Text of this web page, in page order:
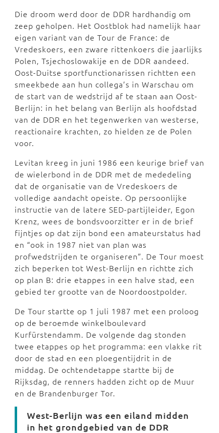
Die droom werd door de DDR hardhandig om
zeep geholpen. Het Oostblok had namelijk haar
eigen variant van de Tour de France: de
Vredeskoers, een zware rittenkoers die jaarlijks
Polen, Tsjechoslowakije en de DDR aandeed.
Oost-Duitse sportfunctionarissen richtten een
smeekbede aan hun collega’s in Warschau om
de start van de wedstrijd af te staan aan Oost-
Berlijn: in het belang van Berlijn als hoofdstad
van de DDR en het tegenwerken van westerse,
reactionaire krachten, zo hielden ze de Polen
voor.
Levitan kreeg in juni 1986 een keurige brief van
de wielerbond in de DDR met de mededeling
dat de organisatie van de Vredeskoers de
volledige aandacht opeiste. Op persoonlijke
instructie van de latere SED-partijleider, Egon
Krenz, wees de bondsvoorzitter er in de brief
fijntjes op dat zijn bond een amateurstatus had
en “ook in 1987 niet van plan was
profwedstrijden te organiseren”. De Tour moest
zich beperken tot West-Berlijn en richtte zich
op plan B: drie etappes in een halve stad, een
gebied ter grootte van de Noordoostpolder.
De Tour startte op 1 juli 1987 met een proloog
op de beroemde winkelboulevard
Kurfürstendamm. De volgende dag stonden
twee etappes op het programma: een vlakke rit
door de stad en een ploegentijdrit in de
middag. De ochtendetappe startte bij de
Rijksdag, de renners hadden zicht op de Muur
en de Brandenburger Tor.
West-Berlijn was een eiland midden
in het grondgebied van de DDR